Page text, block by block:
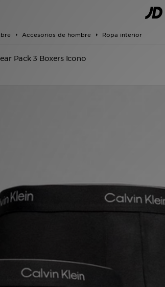
Accesorios de hombre Ropa interior
Pack 3 Boxers Icono